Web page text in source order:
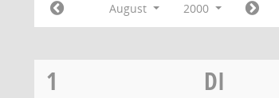
August 2000
1
DI